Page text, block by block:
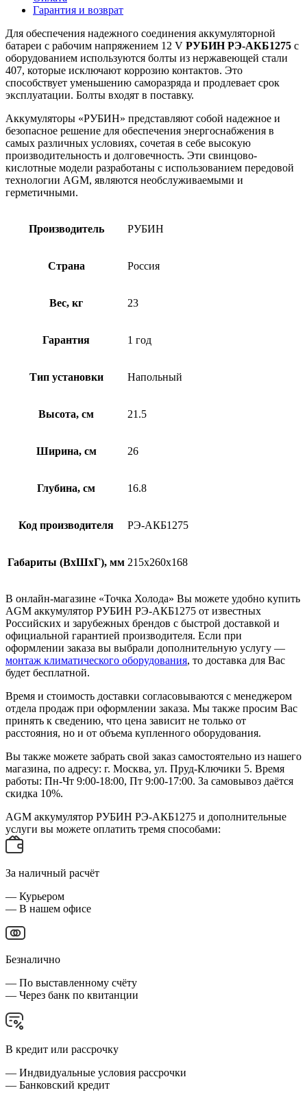
Гарантия и возврат
Для обеспечения надежного соединения аккумуляторной
батареи с рабочим напряжением 12 V РУБИН РЭ-АКБ1275 с
оборудованием используются болты из нержавеющей стали
407, которые исключают коррозию контактов. Это
способствует уменьшению саморазряда и продлевает срок
эксплуатации. Болты входят в поставку.
Аккумуляторы «РУБИН» представляют собой надежное и
безопасное решение для обеспечения энергоснабжения в
самых различных условиях, сочетая в себе высокую
производительность и долговечность. Эти свинцово-
кислотные модели разработаны с использованием передовой
технологии AGM, являются необслуживаемыми и
герметичными.
Производитель РУБИН
Страна Россия
Вес, кг 23
Гарантия 1 год
Тип установки Напольный
Высота, см 21.5
Ширина, см 26
Глубина, см 16.8
Код производителя РЭ-АКБ1275
Габариты (ВхШхГ), мм 215x260x168
В онлайн-магазине «Точка Холода» Вы можете удобно купить
AGM аккумулятор РУБИН РЭ-АКБ1275 от известных
Российских и зарубежных брендов с быстрой доставкой и
официальной гарантией производителя. Если при
оформлении заказа вы выбрали дополнительную услугу —
монтаж климатического оборудования, то доставка для Вас
будет бесплатной.
Время и стоимость доставки согласовываются с менеджером
отдела продаж при оформлении заказа. Мы также просим Вас
принять к сведению, что цена зависит не только от
расстояния, но и от объема купленного оборудования.
Вы также можете забрать свой заказ самостоятельно из нашего
магазина, по адресу: г. Москва, ул. Пруд-Ключики 5. Время
работы: Пн-Чт 9:00-18:00, Пт 9:00-17:00. За самовывоз даётся
скидка 10%.
AGM аккумулятор РУБИН РЭ-АКБ1275 и дополнительные
услуги вы можете оплатить тремя способами:
За наличный расчёт
— Курьером
— В нашем офисе
Безналично
— По выставленному счёту
— Через банк по квитанции
В кредит или рассрочку
— Индвидуальные условия рассрочки
— Банковский кредит